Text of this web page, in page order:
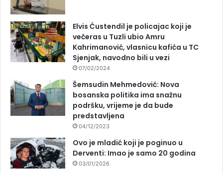
Elvis Ćustendil je policajac koji je
večeras u Tuzli ubio Amru
Kahrimanović, vlasnicu kafića u TC
Sjenjak, navodno bili u vezi
07/02/2024
Šemsudin Mehmedović: Nova
bosanska politika ima snažnu
podršku, vrijeme je da bude
predstavljena
04/12/2023
Ovo je mladić koji je poginuo u
Derventi: Imao je samo 20 godina
03/01/2026